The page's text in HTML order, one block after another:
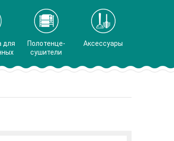
для
Полотенце-
сушители
Аксессуары